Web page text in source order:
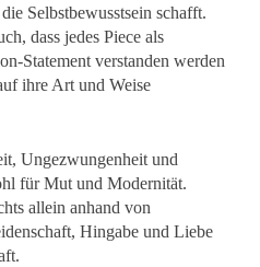
Selbstbewusstsein schafft.
dass jedes Piece als
Statement verstanden werden
ihre Art und Weise
Ungezwungenheit und
für Mut und Modernität.
allein anhand von
Hingabe und Liebe